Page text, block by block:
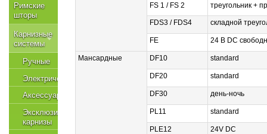
Римские
шторы
Карнизные
системы
Ручные
Электрические
Аксессуары
Эксклюзивные
карнизы
FS 1 / FS 2 треугольник +
FDS3 / FDS4 складной
FE 24 В DC
Мансардные DF10 standard
DF20 standard
DF30 день-ночь
PL11 standard
PLE12 24V DC